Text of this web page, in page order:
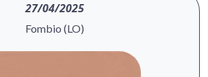
27/04/2025
Fombio (LO)